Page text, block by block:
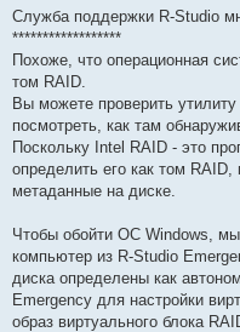
s
Служба поддержки R-Studio
******************
Похоже, что операционная
том RAID.
Вы можете проверить
посмотреть, как там
Поскольку Intel RAID - это
определить его как том
метаданные на диске.
Чтобы обойти ОС Windows,
компьютер из R-Studio
диска определены как
Emergency для настройки
образ виртуального блока